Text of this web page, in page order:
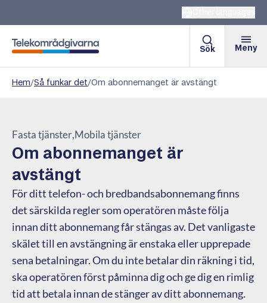
Telekområdgivarna
Sök Meny
Hem/Så funkar det/Om abonnemanget är avstängt
Fasta tjänster Mobila tjänster
Om abonnemanget är
avstängt
För ditt telefon- och bredbandsabonnemang finns
det särskilda regler som operatören måste följa
innan ditt abonnemang får stängas av. Det vanligaste
skälet till en avstängning är enstaka eller upprepade
sena betalningar. Om du inte betalar din räkning i tid,
ska operatören först påminna dig och ge dig en rimlig
tid att betala innan de stänger av ditt abonnemang.